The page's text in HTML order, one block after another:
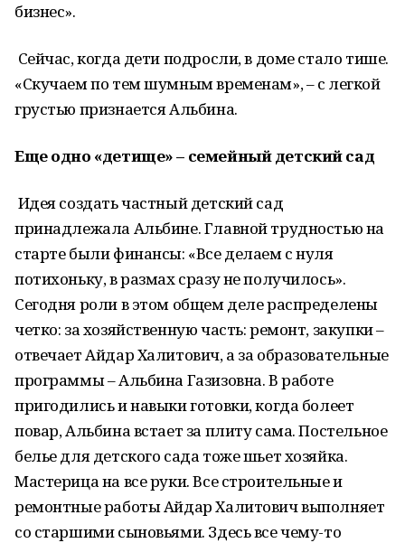
бизнес».
Сейчас, когда дети подросли, в доме стало тише.
«Скучаем по тем шумным временам», – с легкой
грустью признается Альбина.
Еще одно «детище»– семейный детский сад
Идея создать частный детский сад
принадлежала Альбине. Главной трудностью на
старте были финансы: «Все делаем с нуля
потихоньку, в размах сразу не получилось».
Сегодня роли в этом общем деле распределены
четко: за хозяйственную часть: ремонт, закупки –
отвечает Айдар Халитович, а за образовательные
программы – Альбина Газизовна. В работе
пригодились и навыки готовки, когда болеет
повар, Альбина встает за плиту сама. Постельное
белье для детского сада тоже шьет хозяйка.
Мастерица на все руки. Все строительные и
ремонтные работы Айдар Халитович выполняет
со старшими сыновьями. Здесь все чему-то